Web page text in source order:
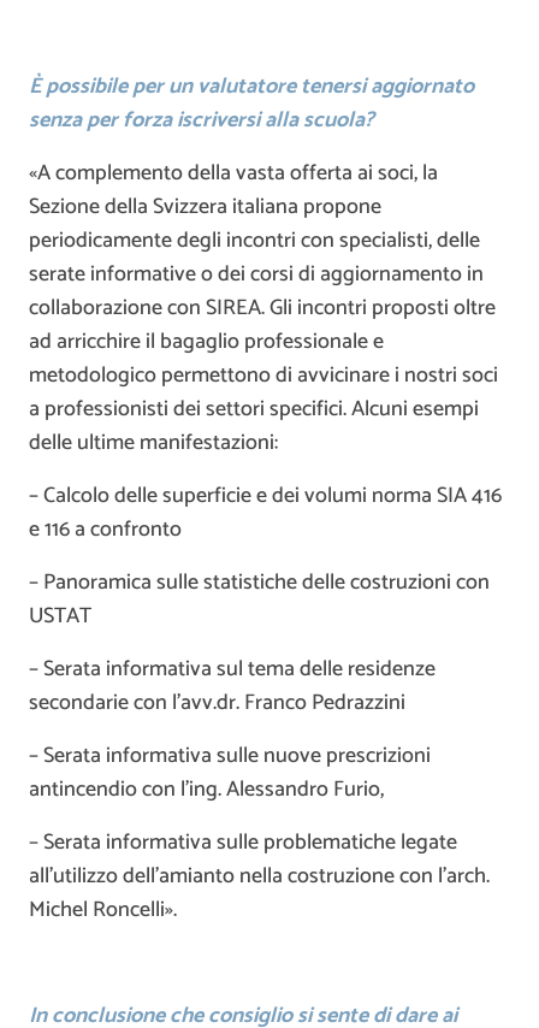
È possibile per un valutatore tenersi aggiornato
senza per forza iscriversi alla scuola?
«A complemento della vasta offerta ai soci, la
Sezione della Svizzera italiana propone
periodicamente degli incontri con specialisti, delle
serate informative o dei corsi di aggiornamento in
collaborazione con SIREA. Gli incontri proposti oltre
ad arricchire il bagaglio professionale e
metodologico permettono di avvicinare i nostri soci
a professionisti dei settori specifici. Alcuni esempi
delle ultime manifestazioni:
– Calcolo delle superficie e dei volumi norma SIA 416
e 116 a confronto
– Panoramica sulle statistiche delle costruzioni con
USTAT
– Serata informativa sul tema delle residenze
secondarie con l’avv.dr. Franco Pedrazzini
– Serata informativa sulle nuove prescrizioni
antincendio con l’ing. Alessandro Furio,
– Serata informativa sulle problematiche legate
all’utilizzo dell’amianto nella costruzione con l’arch.
Michel Roncelli».
In conclusione che consiglio si sente di dare ai